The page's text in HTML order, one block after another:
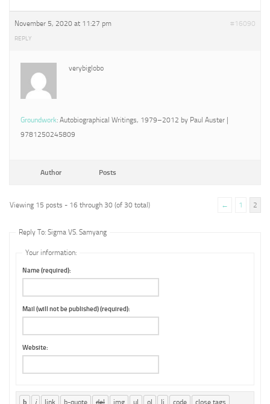
November 5, 2020 at 11:27 pm #16090
REPLY
verybiglobo
Groundwork: Autobiographical Writings, 1979–2012 by Paul Auster |
9781250245809
Author Posts
Viewing 15 posts - 16 through 30 (of 30 total) ← 1 2
Reply To: Sigma VS. Samyang
Your information:
Name (required):
Mail (will not be published) (required):
Website: